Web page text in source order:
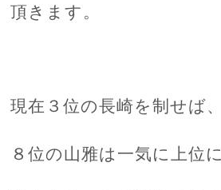
頂きます。
現在３位の長崎を制せば、
８位の山雅は一気に上位に